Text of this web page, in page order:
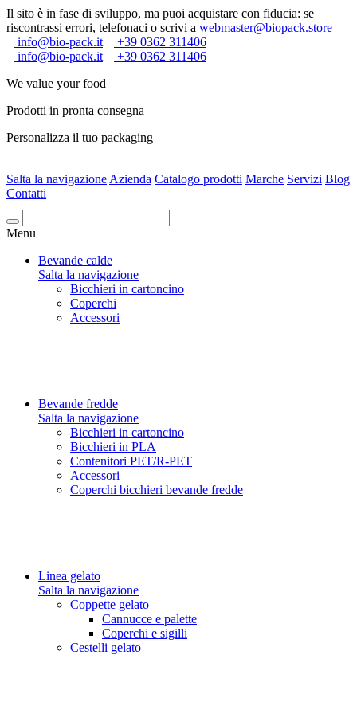
Il sito è in fase di sviluppo, ma puoi acquistare con fiducia: se
riscontrassi errori, telefonaci o scrivi a webmaster@biopack.store
info@bio-pack.it
+39 0362 311406
info@bio-pack.it
+39 0362 311406
We value your food
Prodotti in pronta consegna
Personalizza il tuo packaging
Salta la navigazione Azienda Catalogo prodotti Marche Servizi Blog
Contatti
Cerca
Menu
Bevande calde
Salta la navigazione
Bicchieri in cartoncino
Coperchi
Accessori
Bevande fredde
Salta la navigazione
Bicchieri in cartoncino
Bicchieri in PLA
Contenitori PET/R-PET
Accessori
Coperchi bicchieri bevande fredde
Linea gelato
Salta la navigazione
Coppette gelato
Cannucce e palette
Coperchi e sigilli
Cestelli gelato